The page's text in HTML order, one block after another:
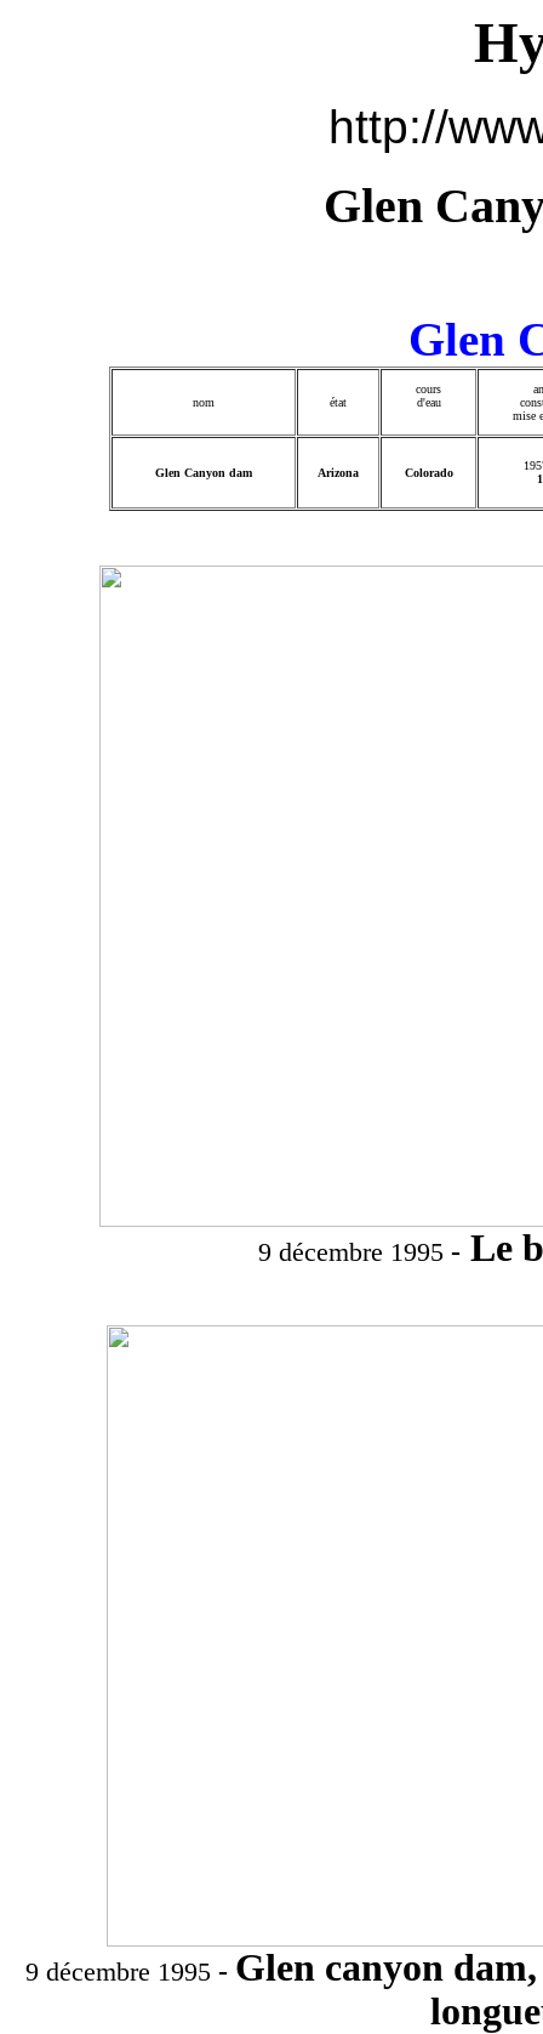
http://
Glen
Glen
nom état
cours
d'eau
mise
Glen Canyon dam Arizona Colorado
9 décembre 1995-Le
9 décembre 1995 - Glen canyon